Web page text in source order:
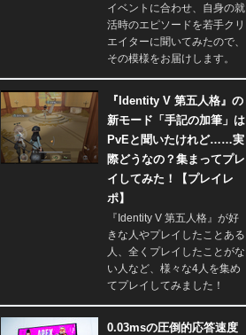
イベントに合わせ、自身の就
活時のエピソードを若手クリ
エイターに聞いてみたので、
その模様をお届けします。
『Identity V 第五人格』の
新モード「手記の加筆」は
PvEと聞いたけれど……実
際どうなの？集まってプレ
イしてみた！【プレイレ
ポ】
『Identity V 第五人格』が好
きな人やプレイしたことある
人、全くプレイしたことがな
い人など、様々な4人を集め
てプレイしてみました！
0.03msの圧倒的応答速度